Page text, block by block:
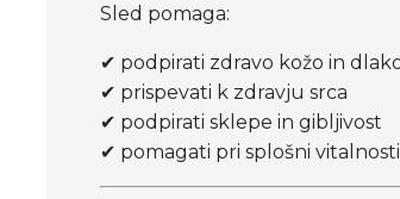
Sled pomaga:
✔ podpirati zdravo kožo in
✔ prispevati k zdravju srca
✔ podpirati sklepe in gibljivost
✔ pomagati pri splošni